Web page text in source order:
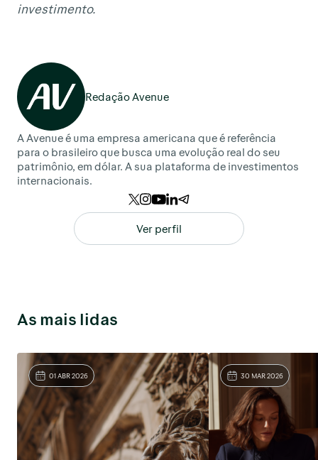
investimento.
Redação Avenue
A Avenue é uma empresa americana que é referência
para o brasileiro que busca uma evolução real do seu
patrimônio, em dólar. A sua plataforma de investimentos
internacionais.
Ver perfil
As mais lidas
01 ABR 2026 30 MAR 2026